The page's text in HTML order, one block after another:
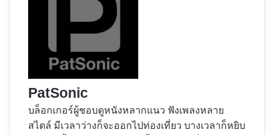
PatSonic
บล็อกเกอร์ผู้ชอบดูหนังหลากแนว ฟังเพลงหลาย
สไตล์ มีเวลาว่างก็จะออกไปท่องเที่ยว บางเวลาก็หยิบ